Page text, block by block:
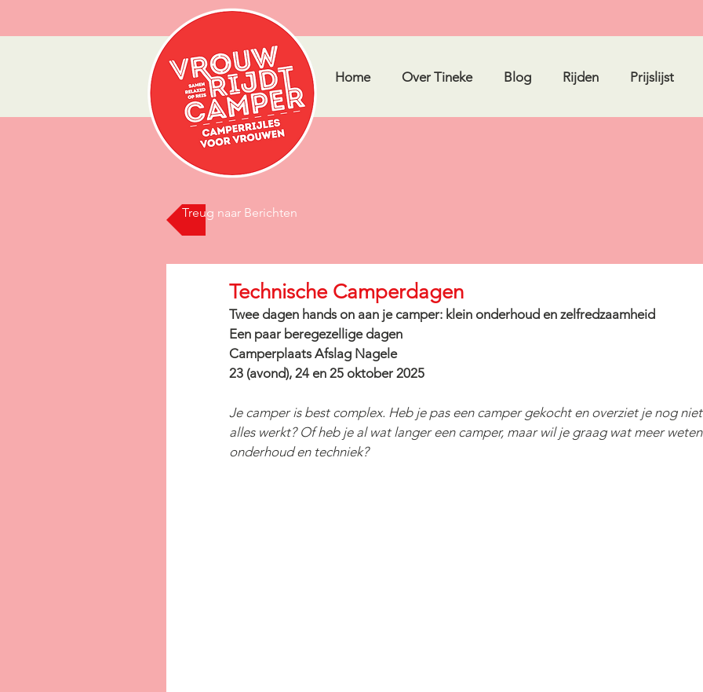
Home Over Tineke Blog Rijden Prijslijst
Treug naar Berichten
Technische Camperdagen
Twee dagen hands on aan je camper: klein onderhoud en zelfredzaamheid
Een paar beregezellige dagen
Camperplaats Afslag Nagele
23 (avond), 24 en 25 oktober 2025
Je camper is best complex. Heb je pas een camper gekocht en overziet je nog
alles werkt? Of heb je al wat langer een camper, maar wil je graag wat meer
onderhoud en techniek?